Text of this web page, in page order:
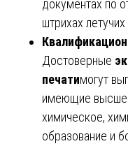
документах по
штрихах
Достоверные
печатимогут
имеющие
химическое,
образование и